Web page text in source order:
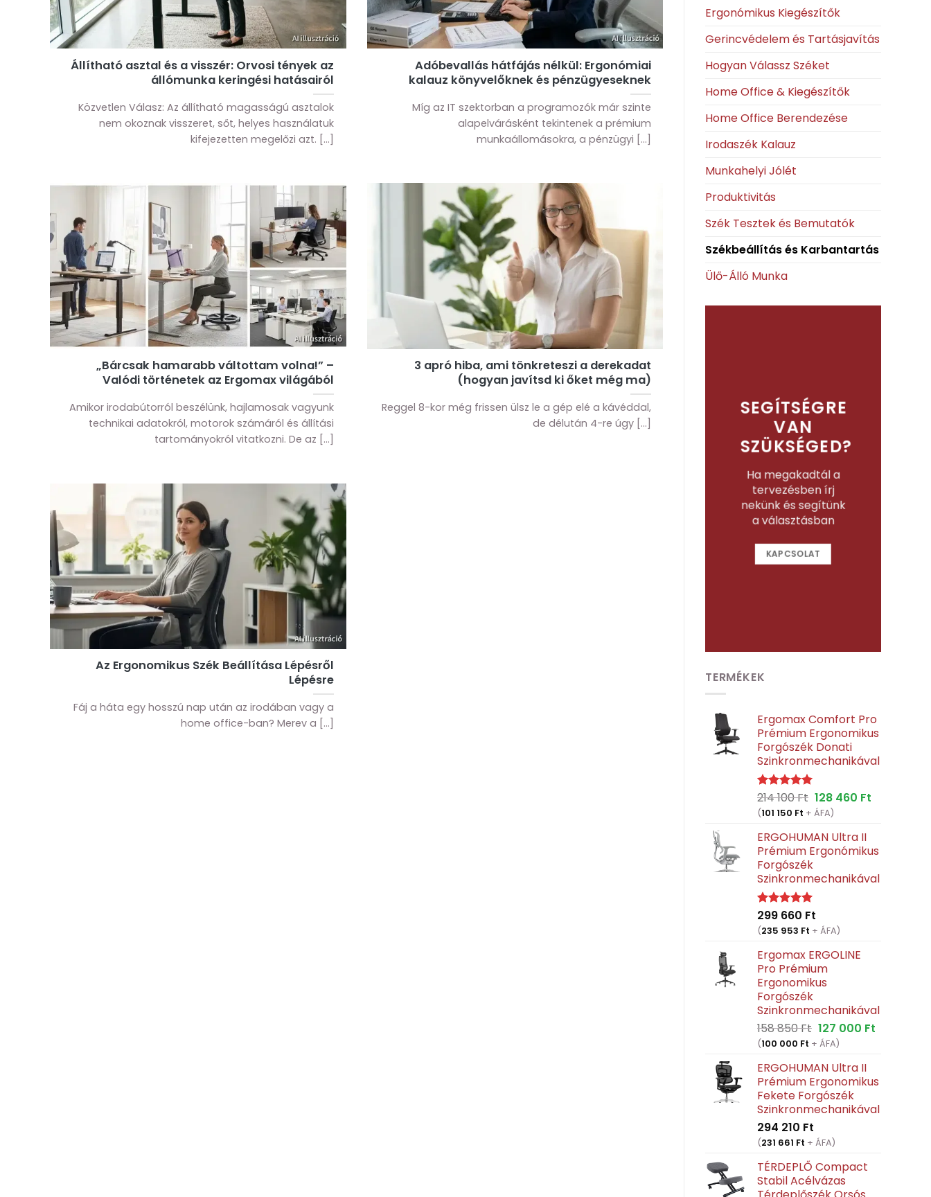
Állítható asztal és a visszér: Orvosi tények az
állómunka keringési hatásairól
Közvetlen Válasz: Az állítható magasságú asztalok
nem okoznak visszeret, sőt, helyes használatuk
kifejezetten megelőzi azt. [...]
Adóbevallás hátfájás nélkül: Ergonómiai
kalauz könyvelőknek és pénzügyeseknek
Míg az IT szektorban a programozók már szinte
alapelvárásként tekintenek a prémium
munkaállomásokra, a pénzügyi [...]
„Bárcsak hamarabb váltottam volna!” –
Valódi történetek az Ergomax világából
Amikor irodabútorról beszélünk, hajlamosak vagyunk
technikai adatokról, motorok számáról és állítási
tartományokról vitatkozni. De az [...]
3 apró hiba, ami tönkreteszi a derekadat
(hogyan javítsd ki őket még ma)
Reggel 8-kor még frissen ülsz le a gép elé a kávéddal,
de délután 4-re úgy [...]
Az Ergonomikus Szék Beállítása Lépésről
Lépésre
Fáj a háta egy hosszú nap után az irodában vagy a
home office-ban? Merev a [...]
Ergonómikus Kiegészítők
Gerincvédelem és Tartásjavítás
Hogyan Válassz Széket
Home Office & Kiegészítők
Home Office Berendezése
Irodaszék Kalauz
Munkahelyi Jólét
Produktivitás
Szék Tesztek és Bemutatók
Székbeállítás és Karbantartás
Ülő-Álló Munka
SEGÍTSÉGRE
VAN
SZÜKSÉGED?
Ha megakadtál a
tervezésben írj
nekünk és segítünk
a választásban
KAPCSOLAT
TERMÉKEK
Ergomax Comfort Pro
Prémium Ergonomikus
Forgószék Donati
Szinkronmechanikával
Értékelés:
5.00
214 100Ft Original
price
214
100 Ft.
128 460 FtCurrent
460 Ft.
(101 150 Ft + ÁFA)
ERGOHUMAN Ultra II
Prémium Ergonómikus
Forgószék
Szinkronmechanikával
Értékelés:
5.00
299 660 Ft
(235 953 Ft + ÁFA)
Ergomax ERGOLINE
Pro Prémium
Ergonomikus
Forgószék
Szinkronmechanikával
158 850Ft Original
price
158
850 Ft.
127 000 FtCurrent
000 Ft.
(100 000 Ft + ÁFA)
ERGOHUMAN Ultra II
Prémium Ergonomikus
Fekete Forgószék
Szinkronmechanikával
294 210 Ft
(231 661 Ft + ÁFA)
TÉRDEPLŐ Compact
Stabil Acélvázas